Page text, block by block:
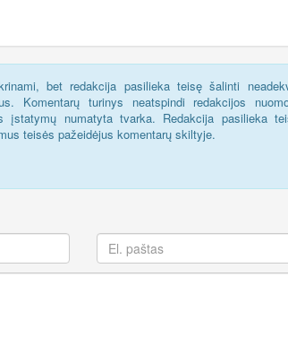
bet redakcija pasilieka teisę šalinti
Komentarų turinys neatspindi redakcijos
įstatymų numatyta tvarka. Redakcija pasilieka
teisės pažeidėjus komentarų skiltyje.